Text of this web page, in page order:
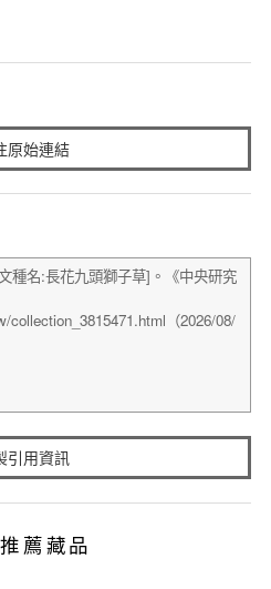
原始連結
引用資訊
薦藏品